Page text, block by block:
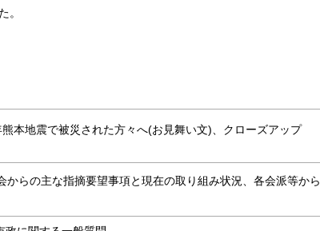
。
本地震で被災された方々へ(お見舞い文)、クローズアップ
からの主な指摘要望事項と現在の取り組み状況、各会派等から